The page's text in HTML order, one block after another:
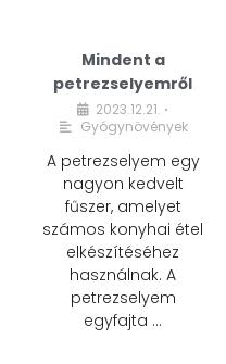
Mindent a
petrezselyemről
2023.12.21. •
Gyógynövények
A petrezselyem egy
nagyon kedvelt
fűszer, amelyet
számos konyhai étel
elkészítéséhez
használnak. A
petrezselyem
egyfajta …